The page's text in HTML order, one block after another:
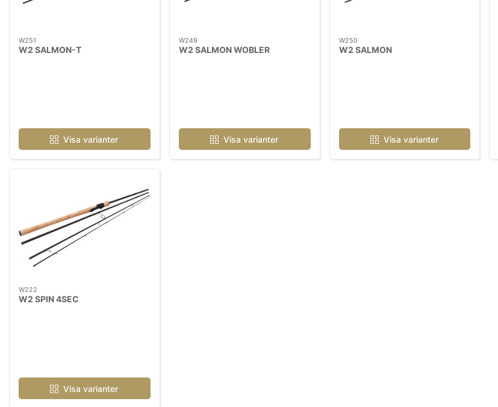
W251
W2 SALMON-T
Visa varianter
W249
W2 SALMON WOBLER
Visa varianter
W250
W2 SALMON
Visa varianter
W222
W2 SPIN 4SEC
Visa varianter